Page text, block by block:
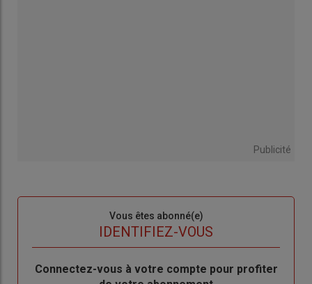
Publicité
Vous êtes abonné(e)
IDENTIFIEZ-VOUS
Body
Connectez-vous à votre compte pour profiter